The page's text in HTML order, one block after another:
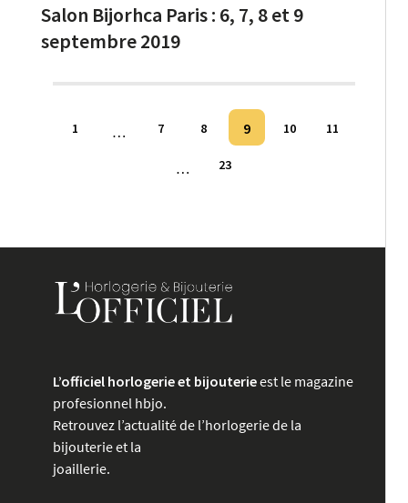
Salon Bijorhca Paris : 6, 7, 8 et 9
septembre 2019
Pagination
publications
1 … 7 8 9 10 11
… 23
L’officiel horlogerie et bijouterieest le magazine
profesionnel hbjo.
Retrouvez l’actualité de l’horlogerie de la
bijouterie et la
joaillerie.